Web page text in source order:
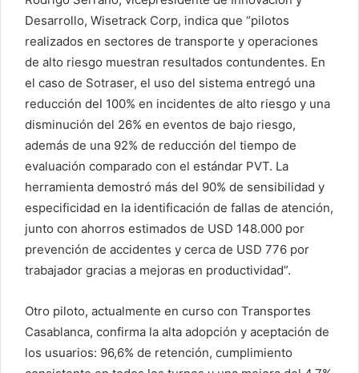
Desarrollo, Wisetrack Corp, indica que “pilotos
realizados en sectores de transporte y operaciones
de alto riesgo muestran resultados contundentes. En
el caso de Sotraser, el uso del sistema entregó una
reducción del 100% en incidentes de alto riesgo y una
disminución del 26% en eventos de bajo riesgo,
además de una 92% de reducción del tiempo de
evaluación comparado con el estándar PVT. La
herramienta demostró más del 90% de sensibilidad y
especificidad en la identificación de fallas de atención,
junto con ahorros estimados de USD 148.000 por
prevención de accidentes y cerca de USD 776 por
trabajador gracias a mejoras en productividad”.
Otro piloto, actualmente en curso con Transportes
Casablanca, confirma la alta adopción y aceptación de
los usuarios: 96,6% de retención, cumplimiento